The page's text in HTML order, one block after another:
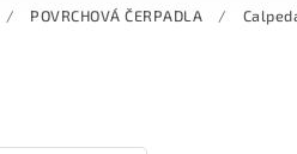
/ POVRCHOVÁ ČERPADLA /